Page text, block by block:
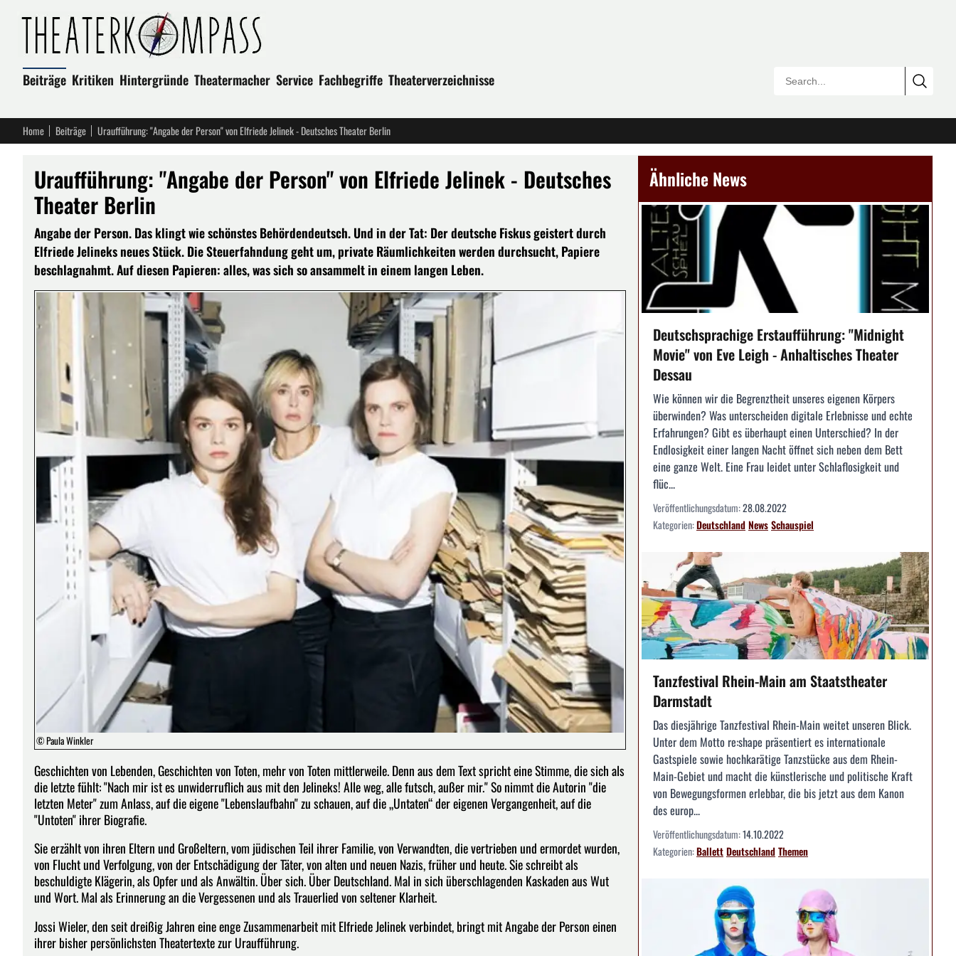
Beiträge Kritiken Hintergründe Theatermacher Service Fachbegriffe Theaterverzeichnisse
Home Beiträge Uraufführung: "Angabe der Person" von Elfriede Jelinek - Deutsches Theater Berlin
Uraufführung: "Angabe der Person" von Elfriede Jelinek - Deutsches
Theater Berlin
Angabe der Person. Das klingt wie schönstes Behördendeutsch. Und in der Tat: Der deutsche Fiskus geistert durch
Elfriede Jelineks neues Stück. Die Steuerfahndung geht um, private Räumlichkeiten werden durchsucht, Papiere
beschlagnahmt. Auf diesen Papieren: alles, was sich so ansammelt in einem langen Leben.
© Paula Winkler
Geschichten von Lebenden, Geschichten von Toten, mehr von Toten mittlerweile. Denn aus dem Text spricht eine Stimme, die sich als
die letzte fühlt: "Nach mir ist es unwiderruflich aus mit den Jelineks! Alle weg, alle futsch, außer mir." So nimmt die Autorin "die
letzten Meter" zum Anlass, auf die eigene "Lebenslaufbahn" zu schauen, auf die „Untaten“ der eigenen Vergangenheit, auf die
"Untoten" ihrer Biografie.
Sie erzählt von ihren Eltern und Großeltern, vom jüdischen Teil ihrer Familie, von Verwandten, die vertrieben und ermordet wurden,
von Flucht und Verfolgung, von der Entschädigung der Täter, von alten und neuen Nazis, früher und heute. Sie schreibt als
beschuldigte Klägerin, als Opfer und als Anwältin. Über sich. Über Deutschland. Mal in sich überschlagenden Kaskaden aus Wut
und Wort. Mal als Erinnerung an die Vergessenen und als Trauerlied von seltener Klarheit.
Jossi Wieler, den seit dreißig Jahren eine enge Zusammenarbeit mit Elfriede Jelinek verbindet, bringt mit Angabe der Person einen
ihrer bisher persönlichsten Theatertexte zur Uraufführung.
Ähnliche News
Deutschsprachige Erstaufführung: "Midnight
Movie" von Eve Leigh - Anhaltisches Theater
Dessau
Wie können wir die Begrenztheit unseres eigenen Körpers
überwinden? Was unterscheiden digitale Erlebnisse und echte
Erfahrungen? Gibt es überhaupt einen Unterschied? In der
Endlosigkeit einer langen Nacht öffnet sich neben dem Bett
eine ganze Welt. Eine Frau leidet unter Schlaflosigkeit und
flüc...
Veröffentlichungsdatum:28.08.2022
Kategorien:DeutschlandNewsSchauspiel
Tanzfestival Rhein-Main am Staatstheater
Darmstadt
Das diesjährige Tanzfestival Rhein-Main weitet unseren Blick.
Unter dem Motto re:shape präsentiert es internationale
Gastspiele sowie hochkarätige Tanzstücke aus dem Rhein-
Main-Gebiet und macht die künstlerische und politische Kraft
von Bewegungsformen erlebbar, die bis jetzt aus dem Kanon
des europ...
Veröffentlichungsdatum:14.10.2022
Kategorien:BallettDeutschlandThemen